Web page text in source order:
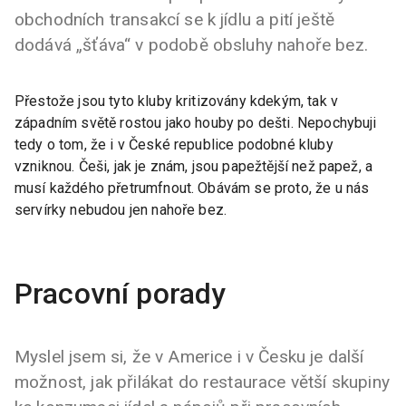
obchodních transakcí se k jídlu a pití ještě
dodává „šťáva“ v podobě obsluhy nahoře bez.
Přestože jsou tyto kluby kritizovány kdekým, tak v
západním světě rostou jako houby po dešti. Nepochybuji
tedy o tom, že i v České republice podobné kluby
vzniknou. Češi, jak je znám, jsou papežtější než papež, a
musí každého přetrumfnout. Obávám se proto, že u nás
servírky nebudou jen nahoře bez.
Pracovní porady
Myslel jsem si, že v Americe i v Česku je další
možnost, jak přilákat do restaurace větší skupiny